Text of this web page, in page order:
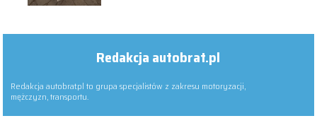
Redakcja autobrat.pl
Redakcja autobrat.pl to grupa specjalistów z zakresu motoryzacji,
mężczyzn, transportu.